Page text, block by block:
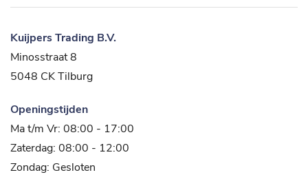
Kuijpers Trading B.V.
Minosstraat 8
5048 CK Tilburg
Openingstijden
Ma t/m Vr: 08:00 - 17:00
Zaterdag: 08:00 - 12:00
Zondag: Gesloten